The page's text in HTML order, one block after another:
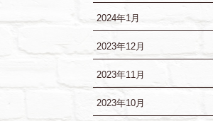
2024年1月
2023年12月
2023年11月
2023年10月